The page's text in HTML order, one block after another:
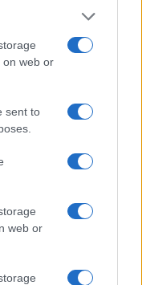
on web or
sent to
web or